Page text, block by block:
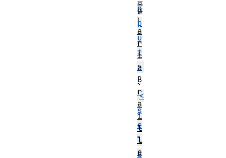
n
p
u
t
>
、
<
s
e
l
e
a
r
i
a
B
r
a
i
l
l
e